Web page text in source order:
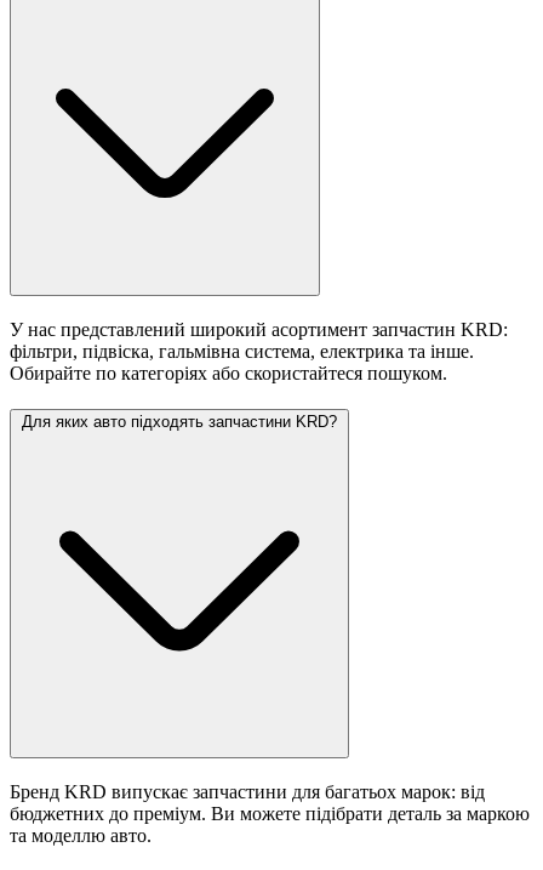
У нас представлений широкий асортимент запчастин KRD:
фільтри, підвіска, гальмівна система, електрика та інше.
Обирайте по категоріях або скористайтеся пошуком.
Для яких авто підходять запчастини KRD?
Бренд KRD випускає запчастини для багатьох марок: від
бюджетних до преміум. Ви можете підібрати деталь за маркою
та моделлю авто.